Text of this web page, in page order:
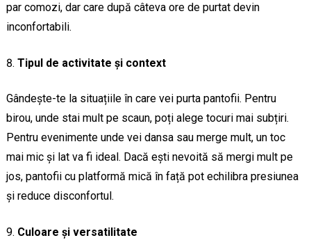
par comozi, dar care după câteva ore de purtat devin
inconfortabili.
Tipul de activitate și context
Gândește-te la situațiile în care vei purta pantofii. Pentru
birou, unde stai mult pe scaun, poți alege tocuri mai subțiri.
Pentru evenimente unde vei dansa sau merge mult, un toc
mai mic și lat va fi ideal. Dacă ești nevoită să mergi mult pe
jos, pantofii cu platformă mică în față pot echilibra presiunea
și reduce disconfortul.
Culoare și versatilitate